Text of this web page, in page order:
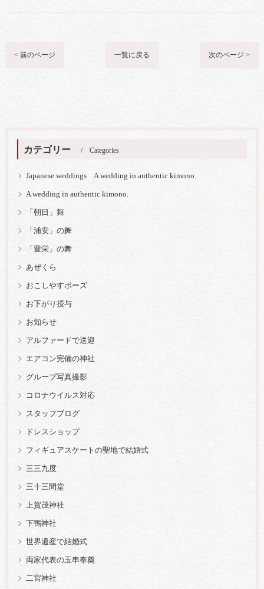
< 前のページ 一覧に戻る 次のページ >
カテゴリー Categories
Japanese weddings A wedding in authentic kimono.
A wedding in authentic kimono.
「朝日」舞
「浦安」の舞
「豊栄」の舞
あぜくら
おこしやすポーズ
お下がり授与
お知らせ
アルファードで送迎
エアコン完備の神社
グループ写真撮影
コロナウイルス対応
スタッフブログ
ドレスショップ
フィギュアスケートの聖地で結婚式
三三九度
三十三間堂
上賀茂神社
下鴨神社
世界遺産で結婚式
両家代表の玉串奉奠
二宮神社